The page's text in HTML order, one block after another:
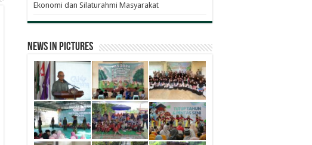
Ekonomi dan Silaturahmi Masyarakat
News in Pictures